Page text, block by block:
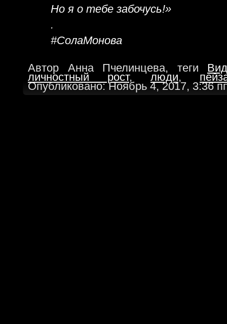
Но я о тебе забочусь!»
.
#СолаМонова
Автор Анна Пчелинцева, теги
личностный рост, люди,
Опубликовано: Ноябрь 4, 2017, 3:36